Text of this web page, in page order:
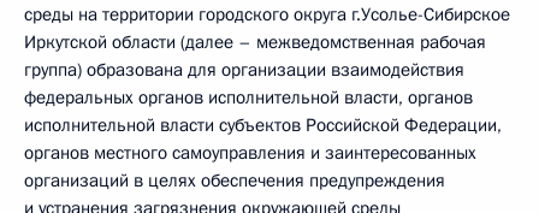
среды на территории городского округа г.Усолье-Сибирское
Иркутской области (далее – межведомственная рабочая
группа) образована для организации взаимодействия
федеральных органов исполнительной власти, органов
исполнительной власти субъектов Российской Федерации,
органов местного самоуправления и заинтересованных
организаций в целях обеспечения предупреждения
и устранения загрязнения окружающей среды